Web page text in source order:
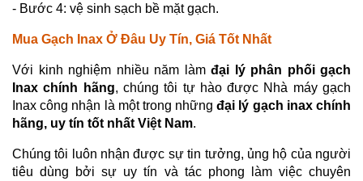
- Bước 4: vệ sinh sạch bề mặt gạch.
Mua Gạch Inax Ở Đâu Uy Tín, Giá Tốt Nhất
Với kinh nghiệm nhiều năm làm đại lý phân phối gạch
Inax chính hãng, chúng tôi tự hào được Nhà máy gạch
Inax công nhận là một trong nhữngđại lý gạch inax chính
hãng, uy tín tốt nhất Việt Nam.
Chúng tôi luôn nhận được sự tin tưởng, ủng hộ của người
tiêu dùng bởi sự uy tín và tác phong làm việc chuyên